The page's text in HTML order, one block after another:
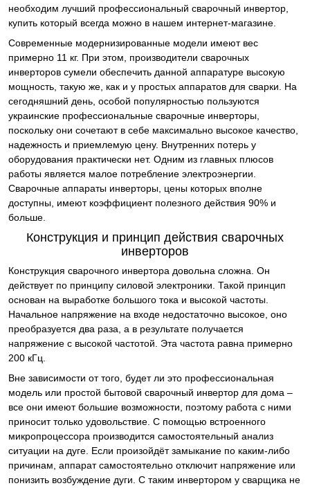
необходим лучший профессиональный сварочный инвертор,
купить который всегда можно в нашем интернет-магазине.
Современные модернизированные модели имеют вес
примерно 11 кг. При этом, производители сварочных
инверторов сумели обеспечить данной аппаратуре высокую
мощность, такую же, как и у простых аппаратов для сварки. На
сегодняшний день, особой популярностью пользуются
украинские профессиональные сварочные инверторы,
поскольку они сочетают в себе максимально высокое качество,
надежность и приемлемую цену. Внутренних потерь у
оборудования практически нет. Одним из главных плюсов
работы является малое потребление электроэнергии.
Сварочные аппараты инверторы, цены которых вполне
доступны, имеют коэффициент полезного действия 90% и
больше.
Конструкция и принцип действия сварочных
инверторов
Конструкция сварочного инвертора довольна сложна. Он
действует по принципу силовой электроники. Такой принцип
основан на выработке большого тока и высокой частоты.
Начальное напряжение на входе недостаточно высокое, оно
преобразуется два раза, а в результате получается
напряжение с высокой частотой. Эта частота равна примерно
200 кГц.
Вне зависимости от того, будет ли это профессиональная
модель или простой бытовой сварочный инвертор для дома –
все они имеют большие возможности, поэтому работа с ними
приносит только удовольствие. С помощью встроенного
микропроцессора производится самостоятельный анализ
ситуации на дуге. Если произойдёт замыкание по каким-либо
причинам, аппарат самостоятельно отключит напряжение или
понизить возбуждение дуги. С таким инвертором у сварщика не